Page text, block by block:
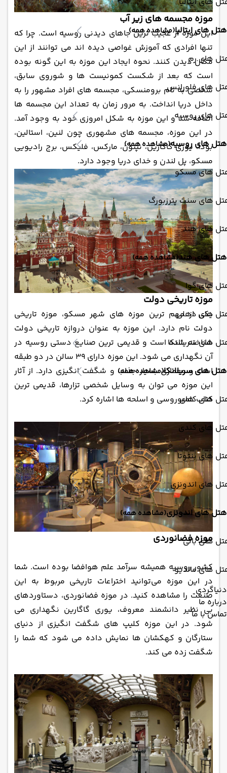
هتل های ایتالیا(مشاهده همه)
های رم
های فلورانس
های روسیه
هتل های روسیه(مشاهده همه)
های مسکو
های سنت پترزبورگ
های هند
هتل های هند(مشاهده همه)
های گوا
های دهلی
های سریلانکا
هتل های سریلانکا(مشاهده همه)
های کلمبو
های کندی
های بنتوتا
های اندونزی
هتل های اندونزی(مشاهده همه)
های بالی
های مالدیو
دنیاگردی
درباره ما
تماس با ما
موزه مجسمه‌ های زیر آب
این موزه از عجیب ‌ترین جاهای دیدنی روسیه است. چرا که
تنها افرادی که آموزش غواصی دیده اند می ‌توانند از این
مکان دیدن کنند. نحوه ایجاد این موزه به این گونه بوده
است که بعد از شکست کمونیست ‌ها و شوروی سابق،
شخصی به نام برومنسکی، مجسمه ‌های افراد مشهور را به
داخل دریا انداخت. به مرور زمان به تعداد این مجسمه‌ ها
اضافه شد و این موزه به شکل امروزی خود به وجود آمد.
در این موزه، مجسمه ‌های مشهوری چون لنین، استالین،
بودا، یوری گاگارین، نپتون، مارکس، فلیکس، برج رادیویی
مسکو، پل لندن و خدای دریا وجود دارد.
موزه تاریخی دولت
یکی از مهم ‌ترین موزه‌ های شهر مسکو، موزه تاریخی
دولت نام دارد. این موزه به عنوان دروازه تاریخی دولت
شناخته شده است و قدیمی ‌ترین صنایع دستی روسیه در
آن نگهداری می ‌شود. این موزه دارای 39 سالن در دو طبقه
است و معماری بسیار جذاب و شگفت انگیزی دارد. از آثار
این موزه می ‌توان به وسایل شخصی تزارها، قدیمی ‌ترین
کتاب‌ های روسی و اسلحه‌ ها اشاره کرد.
موزه فضانوردی
کشور روسیه همیشه سرآمد علم هوافضا بوده است. شما
در این موزه می‌توانید اختراعات تاریخی مربوط به این
صنعت را مشاهده کنید. در موزه فضانوردی، دستاوردهای
بی نظیر دانشمند معروف، یوری گاگارین نگهداری می
‌شود. در این موزه کلیپ‌ های شگفت انگیزی از دنیای
ستارگان و کهکشان‌ ها نمایش داده می ‌شود که شما را
شگفت زده می ‌کند.